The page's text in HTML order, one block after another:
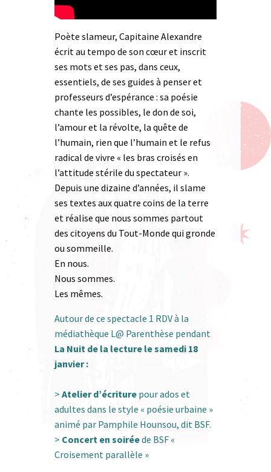
Poète slameur, Capitaine Alexandre
écrit au tempo de son cœur et inscrit
ses mots et ses pas, dans ceux,
essentiels, de ses guides à penser et
professeurs d’espérance : sa poésie
chante les possibles, le don de soi,
l’amour et la révolte, la quête de
l’humain, rien que l’humain et le refus
radical de vivre « les bras croisés en
l’attitude stérile du spectateur ».
Depuis une dizaine d’années, il slame
ses textes aux quatre coins de la terre
et réalise que nous sommes partout
des citoyens du Tout-Monde qui gronde
ou sommeille.
En nous.
Nous sommes.
Les mêmes.
Autour de ce spectacle 1 RDV à la
médiathèque L@ Parenthèse pendant
La Nuit de la lecture le samedi 18
janvier :
> Atelier d’écriture pour ados et
adultes dans le style « poésie urbaine »
animé par Pamphile Hounsou, dit BSF.
> Concert en soiréede BSF «
Croisement parallèle »